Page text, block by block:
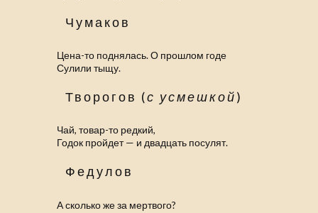
Чумаков
Цена-то поднялась. О прошлом годе
Сулили тыщу.
Творогов (с усмешкой)
Чай, товар-то редкий,
Годок пройдет — и двадцать посулят.
Федулов
А сколько же за мертвого?